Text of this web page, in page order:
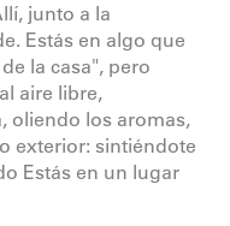
junto a la
Estás en algo que
la casa", pero
aire libre,
oliendo los aromas,
exterior: sintiéndote
Estás en un lugar